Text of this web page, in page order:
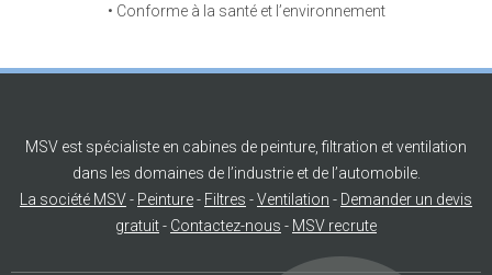
• Conforme à la santé et l’environnement
MSV est spécialiste en cabines de peinture, filtration et ventilation
dans les domaines de l’industrie et de l’automobile.
La société MSV- Peinture- Filtres -Ventilation - Demander un devis
gratuit- Contactez-nous - MSV recrute